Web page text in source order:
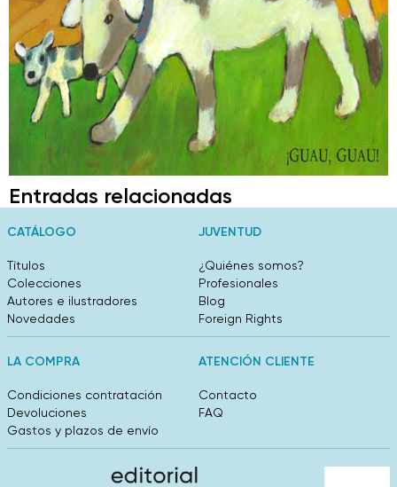
Entradas relacionadas
CATÁLOGO
Títulos
Colecciones
Autores e ilustradores
Novedades
JUVENTUD
¿Quiénes somos?
Profesionales
Blog
Foreign Rights
LA COMPRA
Condiciones contratación
Devoluciones
Gastos y plazos de envío
ATENCIÓN CLIENTE
Contacto
FAQ